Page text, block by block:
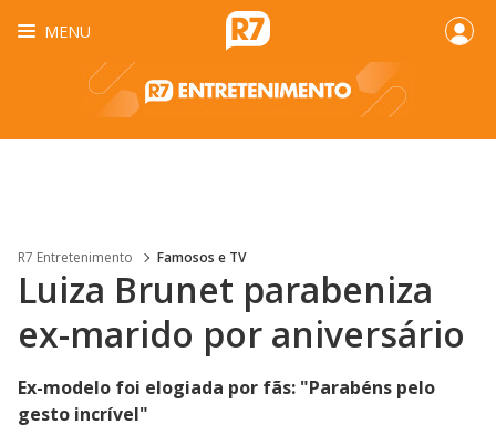
MENU
R7 Entretenimento Famosos e TV
Luiza Brunet parabeniza
ex-marido por aniversário
Ex-modelo foi elogiada por fãs: "Parabéns pelo
gesto incrível"